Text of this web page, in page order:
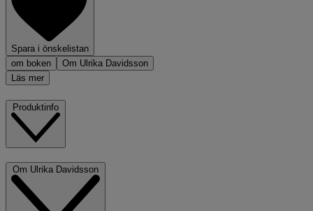
Spara i önskelistan
om boken
Om Ulrika Davidsson
Läs mer